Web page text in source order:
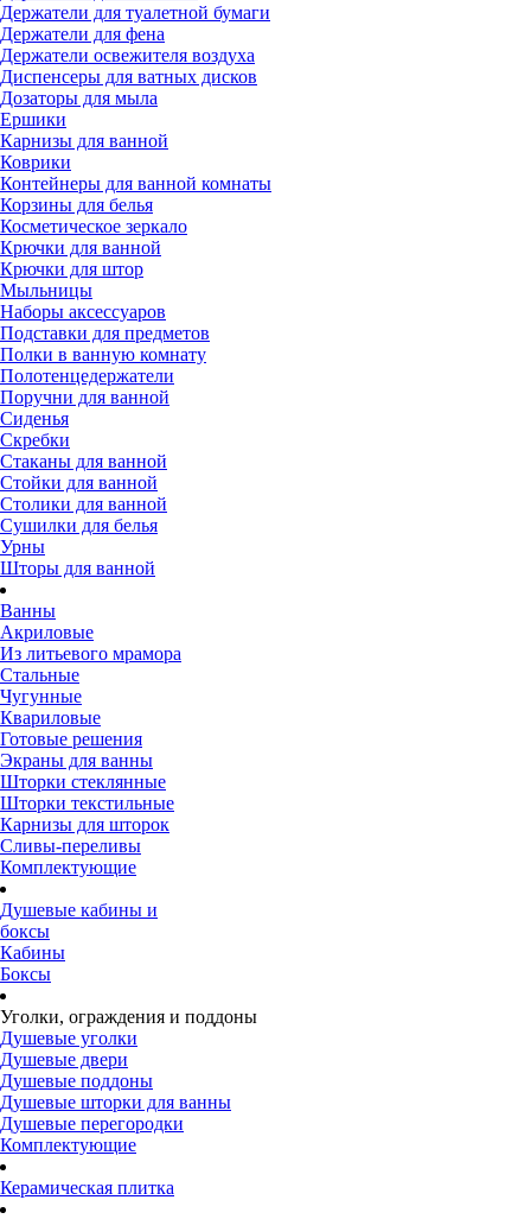
Держатели для туалетной бумаги
Держатели для фена
Держатели освежителя воздуха
Диспенсеры для ватных дисков
Дозаторы для мыла
Ершики
Карнизы для ванной
Коврики
Контейнеры для ванной комнаты
Корзины для белья
Косметическое зеркало
Крючки для ванной
Крючки для штор
Мыльницы
Наборы аксессуаров
Подставки для предметов
Полки в ванную комнату
Полотенцедержатели
Поручни для ванной
Сиденья
Скребки
Стаканы для ванной
Стойки для ванной
Столики для ванной
Сушилки для белья
Урны
Шторы для ванной
Ванны
Акриловые
Из литьевого мрамора
Стальные
Чугунные
Квариловые
Готовые решения
Экраны для ванны
Шторки стеклянные
Шторки текстильные
Карнизы для шторок
Сливы-переливы
Комплектующие
Душевые кабины и
боксы
Кабины
Боксы
Уголки, ограждения и поддоны
Душевые уголки
Душевые двери
Душевые поддоны
Душевые шторки для ванны
Душевые перегородки
Комплектующие
Керамическая плитка